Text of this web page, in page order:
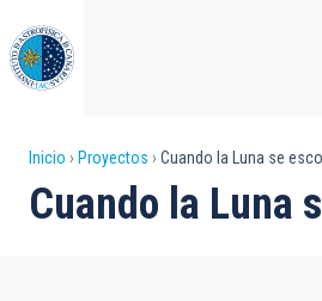
al
contenido
principal
Sobrescribir
enlaces
Inicio Proyectos Cuando la Luna se
Cuando la Luna